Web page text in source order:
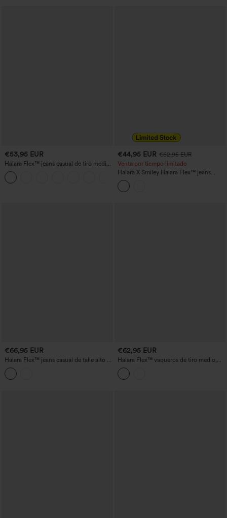
€53,95 EUR
Halara Flex™ jeans casual de tiro medio,
lavado, holgados de pierna ancha, con
bolsillos
€44,95 EUR €62,95 EUR
Venta por tiempo limitado
Halara X Smiley Halara Flex™ jeans
casual asimétricos de tiro bajo,
holgados, de pierna ancha, lavados, con
bolsillos
€66,95 EUR
Halara Flex™ jeans casual de talle alto y
pernera recta con bolsillos
€62,95 EUR
Halara Flex™ vaqueros de tiro medio,
lavados, de corte holgado, con bolsillos